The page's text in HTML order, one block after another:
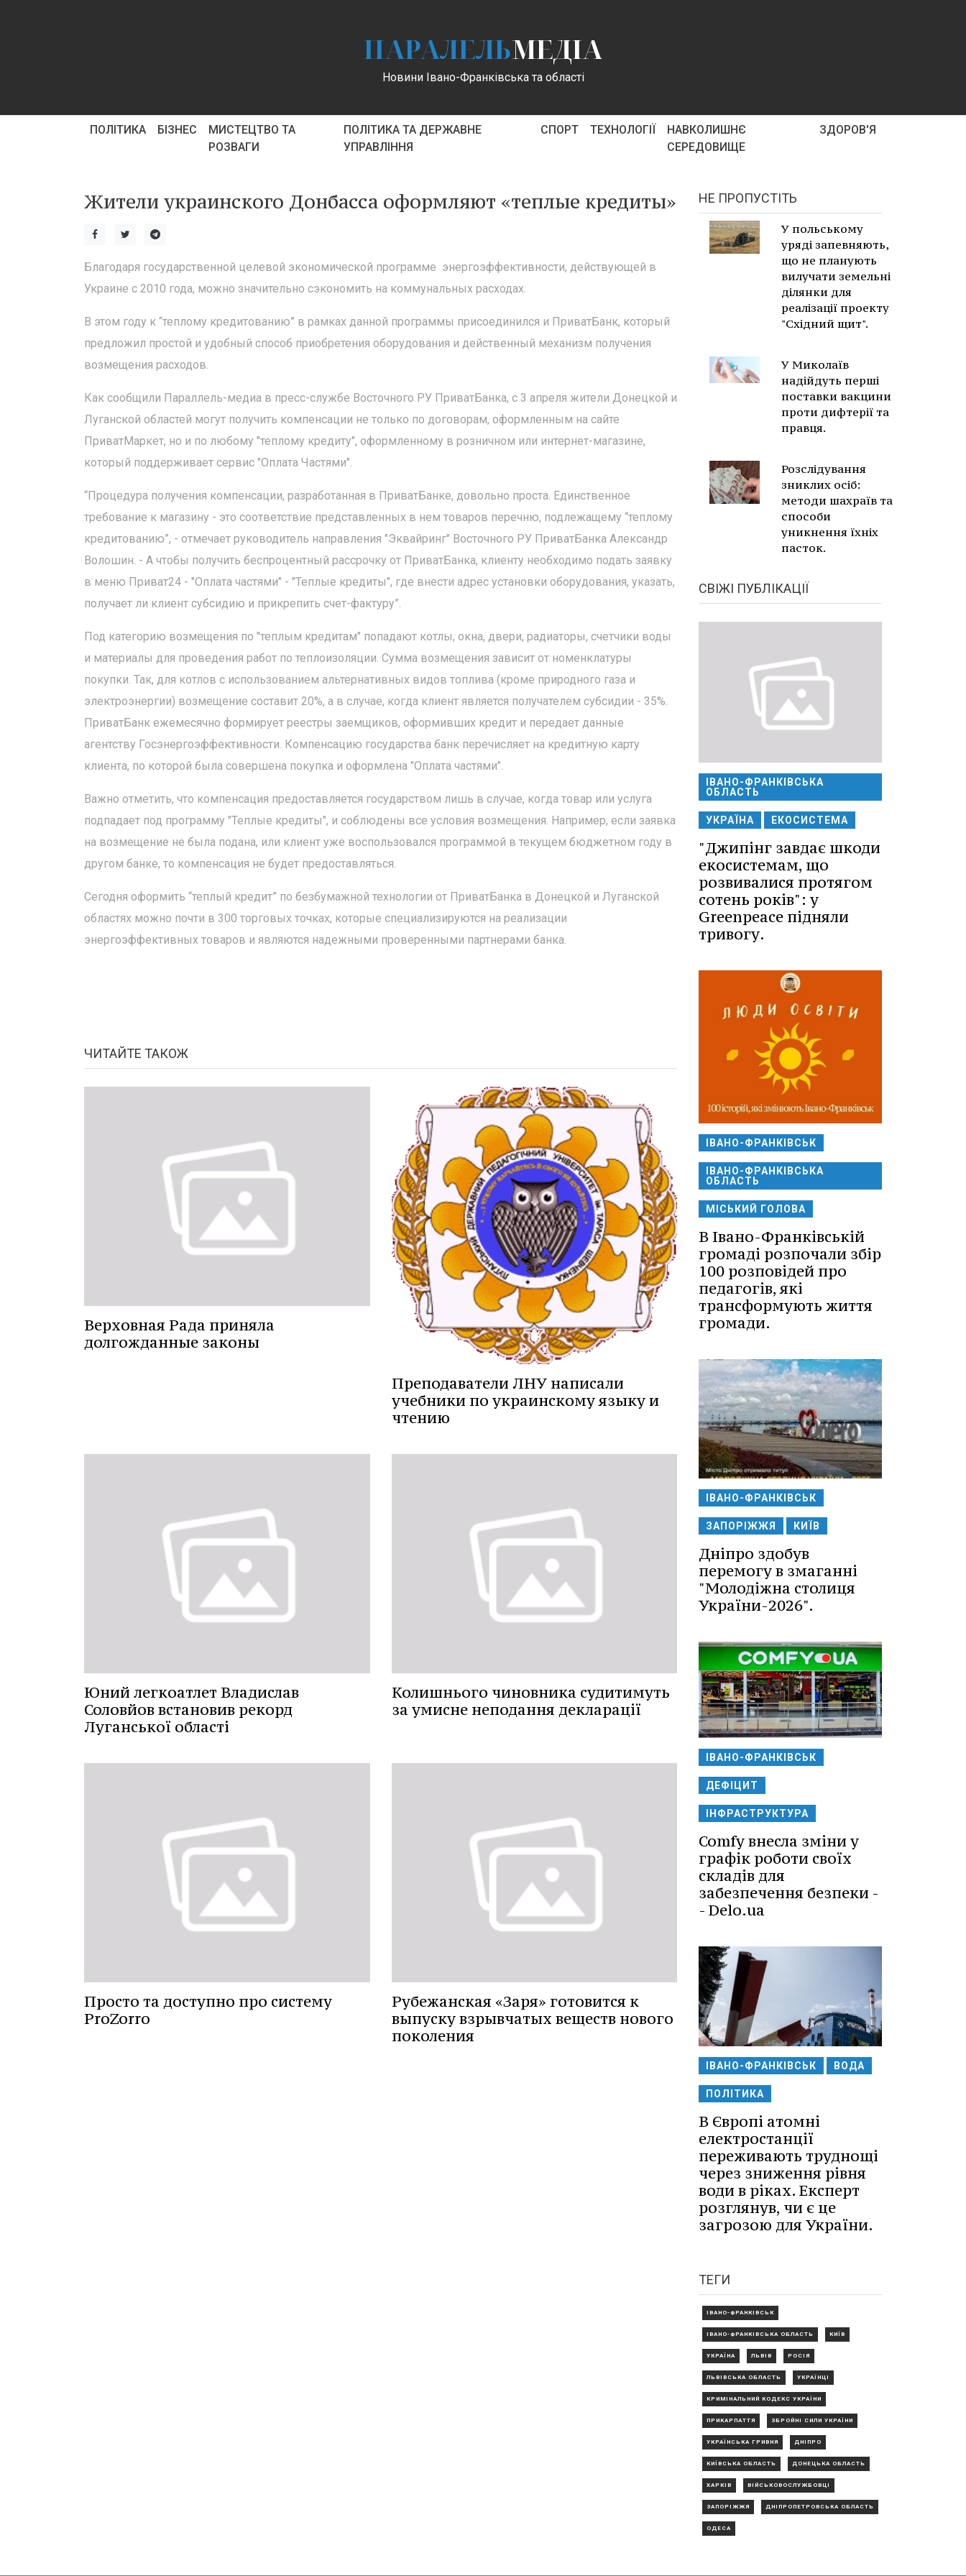
ПАРАЛЕЛЬМЕДІА
Новини Івано-Франківська та області
ПОЛІТИКА БІЗНЕС
МИСТЕЦТВО ТА
РОЗВАГИ
ПОЛІТИКА ТА ДЕРЖАВНЕ
УПРАВЛІННЯ
СПОРТ ТЕХНОЛОГІЇ
НАВКОЛИШНЄ
СЕРЕДОВИЩЕ
ЗДОРОВ'Я
Жители украинского Донбасса оформляют «теплые кредиты»
Благодаря государственной целевой экономической программе энергоэффективности, действующей в
Украине с 2010 года, можно значительно сэкономить на коммунальных расходах.
В этом году к “теплому кредитованию” в рамках данной программы присоединился и ПриватБанк, который
предложил простой и удобный способ приобретения оборудования и действенный механизм получения
возмещения расходов.
Как сообщили Параллель-медиа в пресс-службе Восточного РУ ПриватБанка, с 3 апреля жители Донецкой и
Луганской областей могут получить компенсации не только по договорам, оформленным на сайте
ПриватМаркет, но и по любому "теплому кредиту", оформленному в розничном или интернет-магазине,
который поддерживает сервис "Оплата Частями".
“Процедура получения компенсации, разработанная в ПриватБанке, довольно проста. Единственное
требование к магазину - это соответствие представленных в нем товаров перечню, подлежащему “теплому
кредитованию”, - отмечает руководитель направления "Эквайринг" Восточного РУ ПриватБанка Александр
Волошин. - А чтобы получить беспроцентный рассрочку от ПриватБанка, клиенту необходимо подать заявку
в меню Приват24 - "Оплата частями" - "Теплые кредиты", где внести адрес установки оборудования, указать,
получает ли клиент субсидию и прикрепить счет-фактуру”.
Под категорию возмещения по "теплым кредитам" попадают котлы, окна, двери, радиаторы, счетчики воды
и материалы для проведения работ по теплоизоляции. Сумма возмещения зависит от номенклатуры
покупки. Так, для котлов с использованием альтернативных видов топлива (кроме природного газа и
электроэнергии) возмещение составит 20%, а в случае, когда клиент является получателем субсидии - 35%.
ПриватБанк ежемесячно формирует реестры заемщиков, оформивших кредит и передает данные
агентству Госэнергоэффективности. Компенсацию государства банк перечисляет на кредитную карту
клиента, по которой была совершена покупка и оформлена "Оплата частями".
Важно отметить, что компенсация предоставляется государством лишь в случае, когда товар или услуга
подпадает под программу "Теплые кредиты", и соблюдены все условия возмещения. Например, если заявка
на возмещение не была подана, или клиент уже воспользовался программой в текущем бюджетном году в
другом банке, то компенсация не будет предоставляться.
Сегодня оформить “теплый кредит” по безбумажной технологии от ПриватБанка в Донецкой и Луганской
областях можно почти в 300 торговых точках, которые специализируются на реализации
энергоэффективных товаров и являются надежными проверенными партнерами банка.
ЧИТАЙТЕ ТАКОЖ
Верховная Рада приняла
долгожданные законы
Преподаватели ЛНУ написали
учебники по украинскому языку и
чтению
Юний легкоатлет Владислав
Соловйов встановив рекорд
Луганської області
Колишнього чиновника судитимуть
за умисне неподання декларації
Просто та доступно про систему
ProZorro
Рубежанская «Заря» готовится к
выпуску взрывчатых веществ нового
поколения
НЕ ПРОПУСТІТЬ
У польському
уряді запевняють,
що не планують
вилучати земельні
ділянки для
реалізації проекту
"Східний щит".
У Миколаїв
надійдуть перші
поставки вакцини
проти дифтерії та
правця.
Розслідування
зниклих осіб:
методи шахраїв та
способи
уникнення їхніх
пасток.
СВІЖІ ПУБЛІКАЦІЇ
ІВАНО-ФРАНКІВСЬКА
ОБЛАСТЬ
УКРАЇНА ЕКОСИСТЕМА
"Джипінг завдає шкоди
екосистемам, що
розвивалися протягом
сотень років": у
Greenpeace підняли
тривогу.
ІВАНО-ФРАНКІВСЬК
ІВАНО-ФРАНКІВСЬКА
ОБЛАСТЬ
МІСЬКИЙ ГОЛОВА
В Івано-Франківській
громаді розпочали збір
100 розповідей про
педагогів, які
трансформують життя
громади.
ІВАНО-ФРАНКІВСЬК
ЗАПОРІЖЖЯ КИЇВ
Дніпро здобув
перемогу в змаганні
"Молодіжна столиця
України-2026".
ІВАНО-ФРАНКІВСЬК
ДЕФІЦИТ
ІНФРАСТРУКТУРА
Comfy внесла зміни у
графік роботи своїх
складів для
забезпечення безпеки -
- Delo.ua
ІВАНО-ФРАНКІВСЬК ВОДА
ПОЛІТИКА
В Європі атомні
електростанції
переживають труднощі
через зниження рівня
води в ріках. Експерт
розглянув, чи є це
загрозою для України.
ТЕГИ
ІВАНО-ФРАНКІВСЬК
ІВАНО-ФРАНКІВСЬКА ОБЛАСТЬ КИЇВ
УКРАЇНА ЛЬВІВ РОСІЯ
ЛЬВІВСЬКА ОБЛАСТЬ УКРАЇНЦІ
КРИМІНАЛЬНИЙ КОДЕКС УКРАЇНИ
ПРИКАРПАТТЯ ЗБРОЙНІ СИЛИ УКРАЇНИ
УКРАЇНСЬКА ГРИВНЯ ДНІПРО
КИЇВСЬКА ОБЛАСТЬ ДОНЕЦЬКА ОБЛАСТЬ
ХАРКІВ ВІЙСЬКОВОСЛУЖБОВЦІ
ЗАПОРІЖЖЯ ДНІПРОПЕТРОВСЬКА ОБЛАСТЬ
ОДЕСА